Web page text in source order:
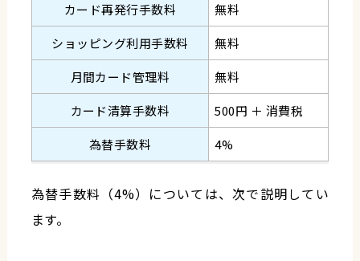
カード再発行手数料
無料
ショッピング利用手数料
無料
月間カード管理料
無料
カード清算手数料
500円 ＋ 消費税
為替手数料
4%
為替手数料（4%）については、次で説明してい
ます。